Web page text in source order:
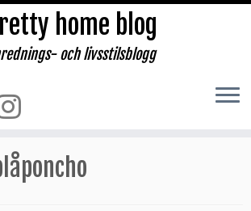
home blog
och livsstilsblogg
Pernilla Wahlgren klänningar